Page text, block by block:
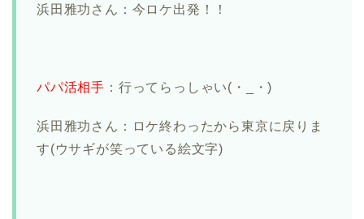
浜田雅功さん：今ロケ出発！！
パパ活相手 ：行ってらっしゃい(・_・)
浜田雅功さん：ロケ終わったから東京に戻りま
す(ウサギが笑っている絵文字)